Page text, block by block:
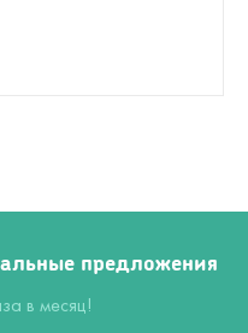
предложения
в месяц!